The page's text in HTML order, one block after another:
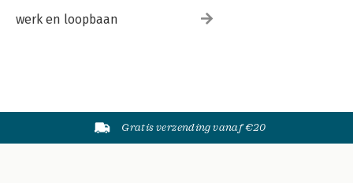
werk en loopbaan
Gratis verzending vanaf €20